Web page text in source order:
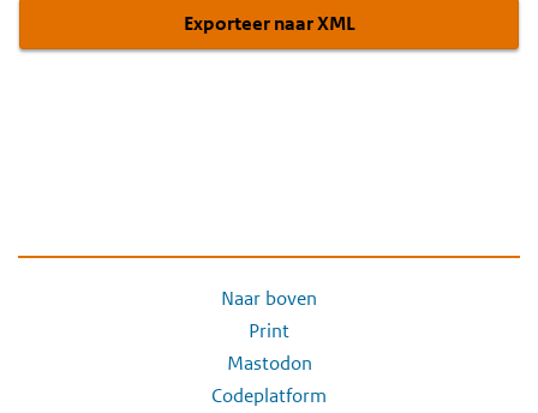
Exporteer naar XML
Naar boven
Print
Mastodon
Codeplatform